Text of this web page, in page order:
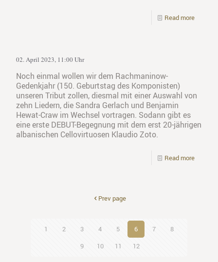
Read more
02. April 2023, 11:00 Uhr
Noch einmal wollen wir dem Rachmaninow-
Gedenkjahr (150. Geburtstag des Komponisten)
unseren Tribut zollen, diesmal mit einer Auswahl von
zehn Liedern, die Sandra Gerlach und Benjamin
Hewat-Craw im Wechsel vortragen. Sodann gibt es
eine erste DEBUT-Begegnung mit dem erst 20-jährigen
albanischen Cellovirtuosen Klaudio Zoto.
Read more
Prev page
1 2 3 4 5 6 7
8
9
10 11 12